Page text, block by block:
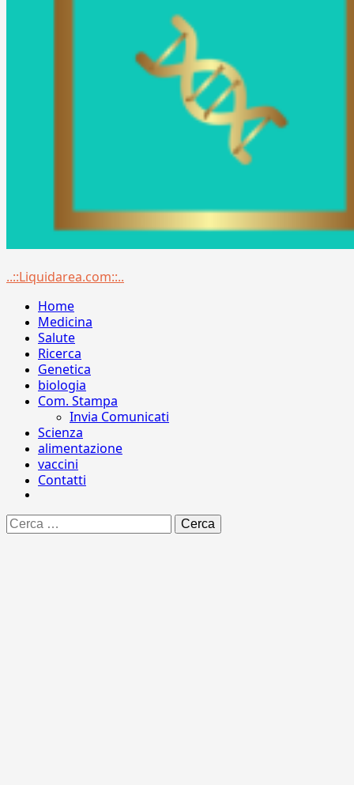
Menu
..::Liquidarea.com::..
Home
Medicina
Salute
Ricerca
Genetica
biologia
Com. Stampa
Invia Comunicati
Scienza
alimentazione
vaccini
Contatti
Ricerca
per: